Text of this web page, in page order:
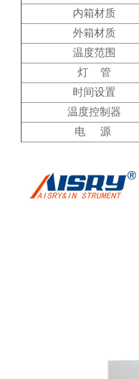
内箱材质
外箱材质
温度范围
灯 管
时间设置
温度控制器
电 源